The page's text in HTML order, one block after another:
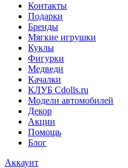
Контакты
Подарки
Бренды
Мягкие игрушки
Куклы
Фигурки
Медведи
Качалки
КЛУБ Cdolls.ru
Модели автомобилей
Декор
Акции
Помощь
Блог
Аккаунт